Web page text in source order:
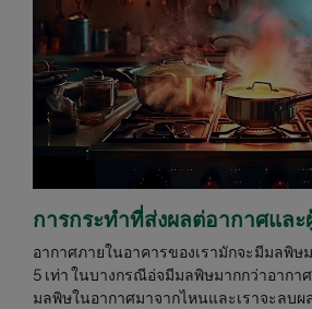
การกระทำที่ส่งผลต่อากาศแล
อากาศภายในอาคารของเรามักจะมีมลพิษ
5 เท่า ในบางกรณีอ่จมีมลพิษมากกว่าอากา
มลพิษในอากาศมาจากไหนและเราจะลบผ